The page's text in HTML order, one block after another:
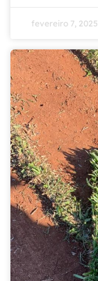
fevereiro 7, 2025